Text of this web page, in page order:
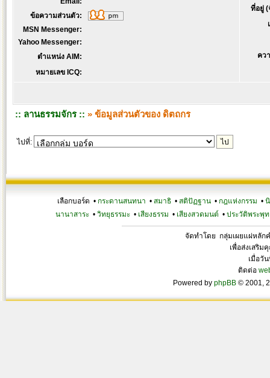
ที่อยู่ (
คว
ข้อความส่วนตัว:
MSN Messenger:
Yahoo Messenger:
ตำแหน่ง AIM:
หมายเลข ICQ:
:: ลานธรรมจักร :: » ข้อมูลส่วนตัวของ ดิตถกร
ไปที่:
เลือกบอร์ด • กระดานสนทนา • สมาธิ • สติปัฏฐาน • กฎแห่งกรรม •
นานาสาระ• วิทยุธรรมะ• เสียงธรรม • เสียงสวดมนต์ • ประวัติพระพุท
จัดทำโดย กลุ่มเผยแผ่หลัก
เพื่อส่งเสริม
เมื่อวั
ติดต่อ
Powered by phpBB © 2001,